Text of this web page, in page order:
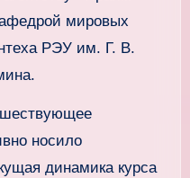
мировых
РЭУ им. Г. В.
носило
динамика курса